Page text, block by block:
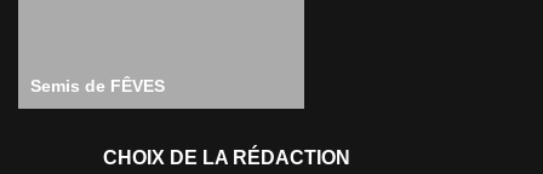
Semis de FÊVES
CHOIX DE LA RÉDACTION